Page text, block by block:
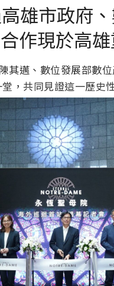
雄市政府
作現於高
其邁、數位發展部數
，共同見證這一歷史